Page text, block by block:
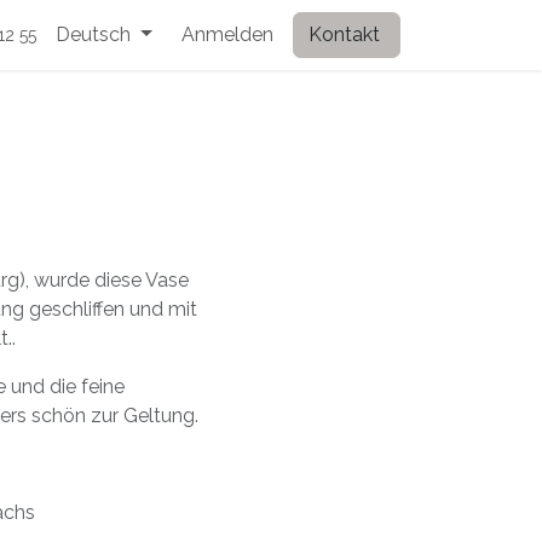
55 Deutsch Anmelden Kontakt
wurde diese Vase
geschliffen und mit
und die feine
schön zur Geltung.